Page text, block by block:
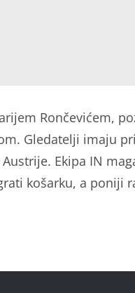
Rončevićem,
Gledatelji imaju
Ekipa IN
košarku, a poniji